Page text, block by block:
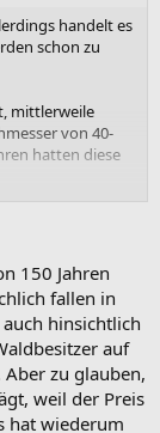
handelt es
schon zu
mittlerweile
von 40-
hatten diese
brauchen wir
die Schäden
Laubbäume
können!
150 Jahren
fallen in
hinsichtlich
auf
zu glauben,
weil der Preis
hat wiederum